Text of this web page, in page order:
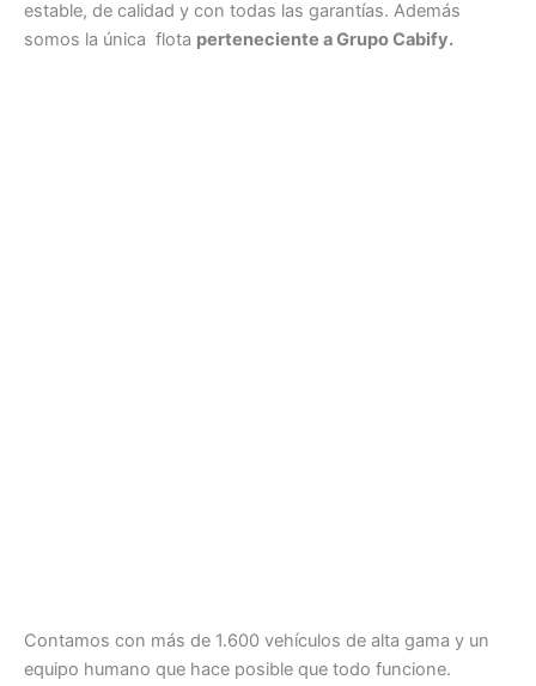
estable, de calidad y con todas las garantías. Además
somos la única flota perteneciente a Grupo Cabify.
Contamos con más de 1.600 vehículos de alta gama y un
equipo humano que hace posible que todo funcione.